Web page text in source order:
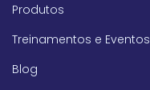
Produtos
Treinamentos e Eventos
Blog